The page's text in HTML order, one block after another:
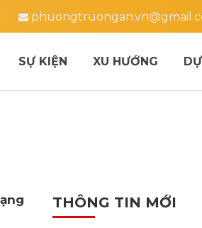
SỰ KIỆN XU HƯỚNG
THÔNG TIN MỚI